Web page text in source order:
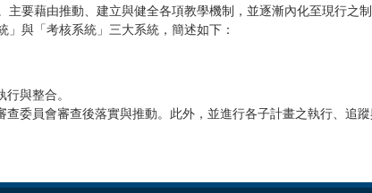
要藉由推動、建立與健全各項教學機制，並逐漸內化至現行之
與「考核系統」三大系統，簡述如下：
與整合。
委員會審查後落實與推動。此外，並進行各子計畫之執行、追